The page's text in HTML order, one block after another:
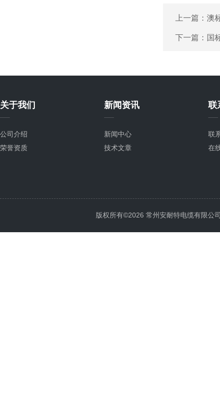
上一篇： 澳
下一篇： 国
关于我们
公司介绍
荣誉资质
新闻资讯
新闻中心
技术文章
联
联
在
版权所有©2026 常州安耐特电缆有限